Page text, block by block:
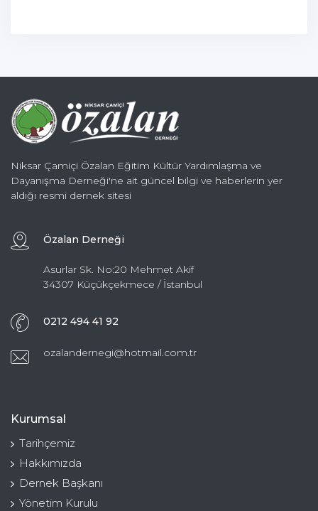
Niksar Çamiçi Özalan Eğitim Kültür Yardımlaşma ve
Dayanışma Derneği'ne ait güncel bilgi ve haberlerin yer
aldığı resmi dernek sitesi
Özalan Derneği
Asurlar Sk. No:20 Mehmet Akif
34307 Küçükçekmece / İstanbul
0212 494 41 92
ozalandernegi@hotmail.com.tr
Kurumsal
Tarihçemiz
Hakkımızda
Dernek Başkanı
Yönetim Kurulu